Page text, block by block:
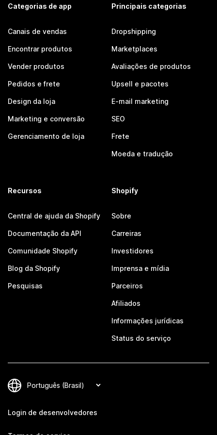
Categorias de app
Canais de vendas
Encontrar produtos
Vender produtos
Pedidos e frete
Design da loja
Marketing e conversão
Gerenciamento de loja
Principais categorias
Dropshipping
Marketplaces
Avaliações de produtos
Upsell e pacotes
E-mail marketing
SEO
Frete
Moeda e tradução
Recursos
Central de ajuda da Shopify
Documentação da API
Comunidade Shopify
Blog da Shopify
Pesquisas
Shopify
Sobre
Carreiras
Investidores
Imprensa e mídia
Parceiros
Afiliados
Informações jurídicas
Status do serviço
Login de desenvolvedores